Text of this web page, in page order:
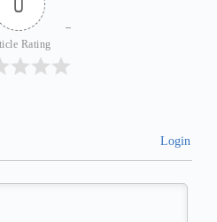
Rating
Login